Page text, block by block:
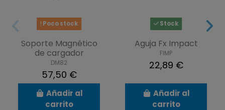
Poco stock
Soporte Magnético
de cargador
DM82
57,50 €
Añadir al
carrito
Stock
Aguja Fx Impact
FIMP
22,89 €
Añadir al
carrito